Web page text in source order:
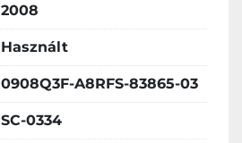
2008
Használt
0908Q3F-A8RFS-83865-03
SC-0334